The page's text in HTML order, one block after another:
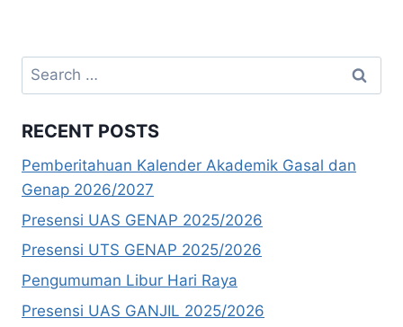
Search
for:
RECENT POSTS
Pemberitahuan Kalender Akademik Gasal dan
Genap 2026/2027
Presensi UAS GENAP 2025/2026
Presensi UTS GENAP 2025/2026
Pengumuman Libur Hari Raya
Presensi UAS GANJIL 2025/2026